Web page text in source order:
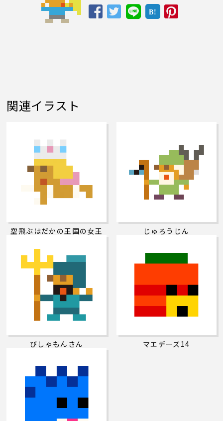
B!
関連イラスト
空飛ぶはだかの王国の女王 じゅろうじん
びしゃもんさん マエデーズ14